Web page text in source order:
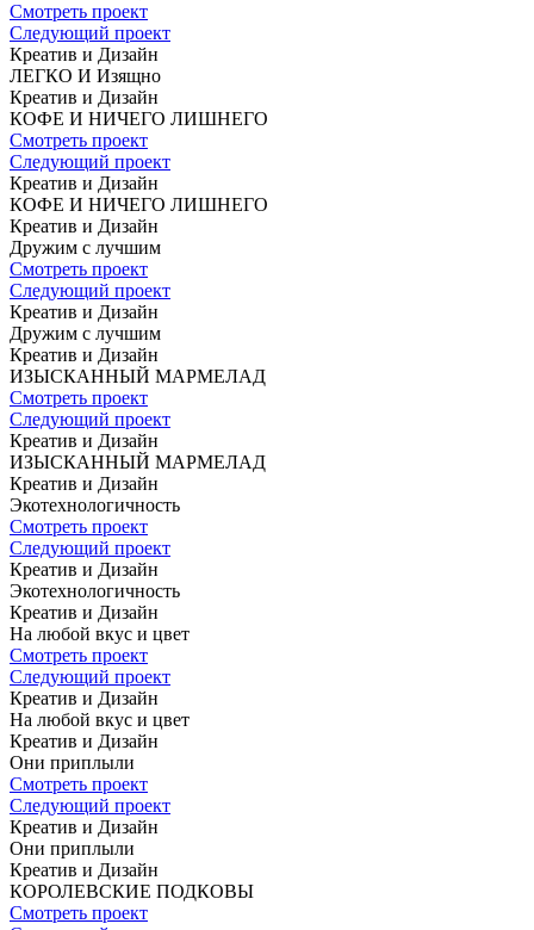
Смотреть проект
Следующий проект
Креатив и Дизайн
ЛЕГКО И Изящно
Креатив и Дизайн
КОФЕ И НИЧЕГО ЛИШНЕГО
Смотреть проект
Следующий проект
Креатив и Дизайн
КОФЕ И НИЧЕГО ЛИШНЕГО
Креатив и Дизайн
Дружим с лучшим
Смотреть проект
Следующий проект
Креатив и Дизайн
Дружим с лучшим
Креатив и Дизайн
ИЗЫСКАННЫЙ МАРМЕЛАД
Смотреть проект
Следующий проект
Креатив и Дизайн
ИЗЫСКАННЫЙ МАРМЕЛАД
Креатив и Дизайн
Экотехнологичность
Смотреть проект
Следующий проект
Креатив и Дизайн
Экотехнологичность
Креатив и Дизайн
На любой вкус и цвет
Смотреть проект
Следующий проект
Креатив и Дизайн
На любой вкус и цвет
Креатив и Дизайн
Они приплыли
Смотреть проект
Следующий проект
Креатив и Дизайн
Они приплыли
Креатив и Дизайн
КОРОЛЕВСКИЕ ПОДКОВЫ
Смотреть проект